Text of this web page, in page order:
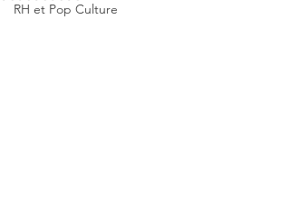
RH et Pop Culture